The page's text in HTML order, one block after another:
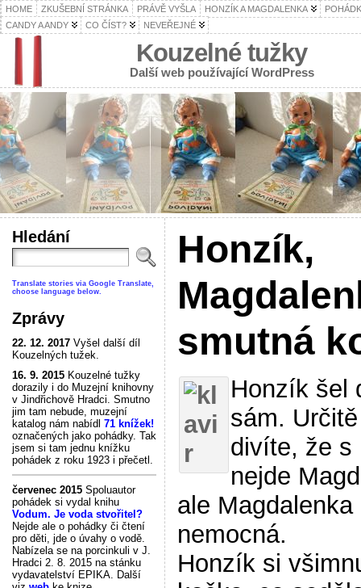
HOME ZKUŠEBNÍ STRÁNKA PRÁVĚ VYŠLA HONZÍK A MAGDALENKA
CANDY A ANDY
CO ČÍST? NEVEŘEJNÉ
Kouzelné tužky
Další web používající WordPress
Hledání
Translate stories via Google Translate,
choose language below.
Zprávy
22. 12. 2017Vyšel další díl
Kouzelných tužek.
16. 9. 2015Kouzelné tužky
dorazily i do Muzejní knihovny
v Jindřichově Hradci. Smutno
jim tam nebude, muzejní
katalog nám nabídl 71 knížek!
označených jako pohádky. Tak
jsem si tam jednu knížku
pohádek z roku 1923 i přečetl.
červenec 2015Spoluautor
pohádek si vydal knihu
Vodum. Je voda stvořitel?
Nejde ale o pohádky či čtení
pro děti, jde o úvahy o vodě.
Nabízela se na porcinkuli v J.
Hradci 2. 8. 2015 na stánku
vydavatelství EPIKA. Další
Honzík,
smutná
Honzík šel
sám.
divíte, že s
nejde
ale Magdalenka
nemocná.
Honzík si